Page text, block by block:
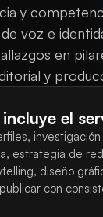
y
voz e
en
y
incluye el
estrategia de
diseño
con